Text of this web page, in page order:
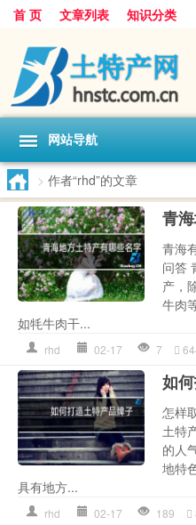
首 页 文章列表 知识分类
网站导航
> 作者“rhd”的文章
青
青海
问答
产，
牛肉
如牦牛肉干...
rhd 02-17 7
如
怎样
土特
的人
地特
具有地方...
rhd 02-17 189